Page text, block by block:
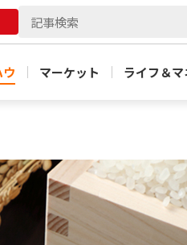
マーケット ライフ＆マ